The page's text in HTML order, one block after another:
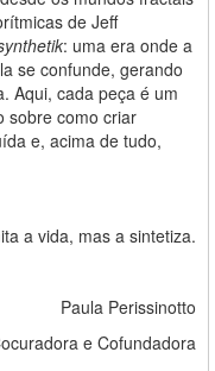
de Jeff
: uma era onde a
se confunde, gerando
Aqui, cada peça é um
sobre como criar
e, acima de tudo,
a vida, mas a sintetiza.
Paula Perissinotto
e Cofundadora